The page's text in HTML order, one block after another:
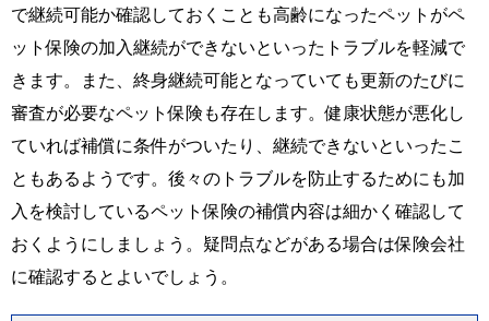
で継続可能か確認しておくことも高齢になったペットがペ
ット保険の加入継続ができないといったトラブルを軽減で
きます。また、終身継続可能となっていても更新のたびに
審査が必要なペット保険も存在します。健康状態が悪化し
ていれば補償に条件がついたり、継続できないといったこ
ともあるようです。後々のトラブルを防止するためにも加
入を検討しているペット保険の補償内容は細かく確認して
おくようにしましょう。疑問点などがある場合は保険会社
に確認するとよいでしょう。